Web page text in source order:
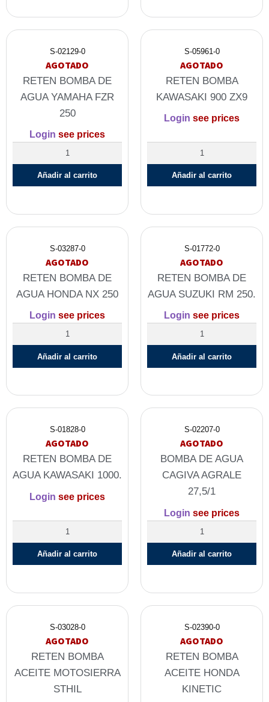
S-02129-0
AGOTADO
RETEN BOMBA DE
AGUA YAMAHA FZR
250
Login see prices
Añadir al carrito
S-05961-0
AGOTADO
RETEN BOMBA
KAWASAKI 900 ZX9
Login see prices
Añadir al carrito
S-03287-0
AGOTADO
RETEN BOMBA DE
AGUA HONDA NX 250
Login see prices
Añadir al carrito
S-01772-0
AGOTADO
RETEN BOMBA DE
AGUA SUZUKI RM 250.
Login see prices
Añadir al carrito
S-01828-0
AGOTADO
RETEN BOMBA DE
AGUA KAWASAKI 1000.
Login see prices
Añadir al carrito
S-02207-0
AGOTADO
BOMBA DE AGUA
CAGIVA AGRALE
27,5/1
Login see prices
Añadir al carrito
S-03028-0
AGOTADO
RETEN BOMBA
ACEITE MOTOSIERRA
STHIL
S-02390-0
AGOTADO
RETEN BOMBA
ACEITE HONDA
KINETIC